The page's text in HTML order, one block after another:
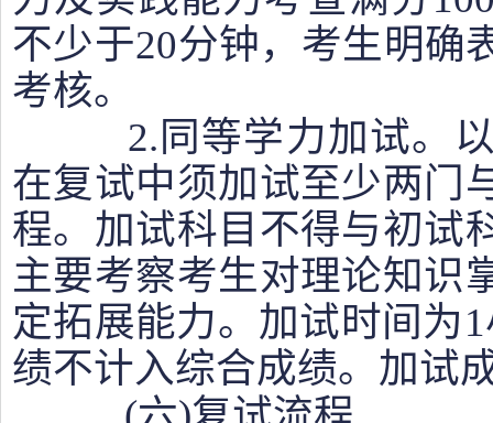
不少于20分钟，考生明确
考核。
2.同等学力加试。以
在复试中须加试至少两门
程。加试科目不得与初试
主要考察考生对理论知识
定拓展能力。加试时间为
绩不计入综合成绩。加试